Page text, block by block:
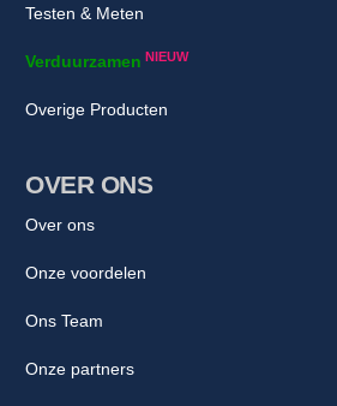
Testen & Meten
Verduurzamen NIEUW
Overige Producten
OVER ONS
Over ons
Onze voordelen
Ons Team
Onze partners